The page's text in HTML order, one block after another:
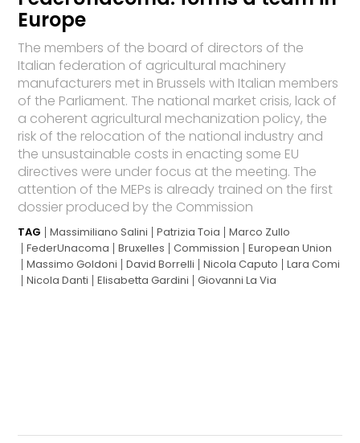
Europe
The members of the board of directors of the
Italian federation of agricultural machinery
manufacturers met in Brussels with Italian members
of the Parliament. The national market crisis, lack of
a coherent agricultural mechanization policy, the
risk of the relocation of the national industry and
the unsustainable costs in enacting some EU
directives were under focus at the meeting. The
attention of the MEPs is already trained on the first
dossier produced by the Commission
TAG Massimiliano Salini Patrizia Toia
Marco Zullo
FederUnacoma
Bruxelles Commission
European Union
Massimo Goldoni
David Borrelli Nicola Caputo
Lara Comi
Nicola Danti
Elisabetta Gardini Giovanni La Via